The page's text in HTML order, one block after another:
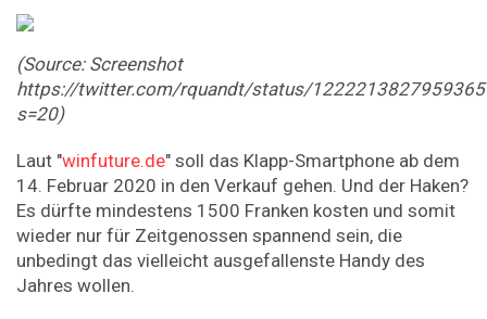
(Source: Screenshot
https://twitter.com/rquandt/status/
s=20)
Laut "winfuture.de" soll das Klapp-Smartphone ab dem
14. Februar 2020 in den Verkauf gehen. Und der Haken?
Es dürfte mindestens 1500 Franken kosten und somit
wieder nur für Zeitgenossen spannend sein, die
unbedingt das vielleicht ausgefallenste Handy des
Jahres wollen.